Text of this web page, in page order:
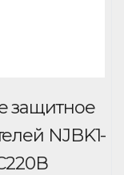
защитное
NJBK1-